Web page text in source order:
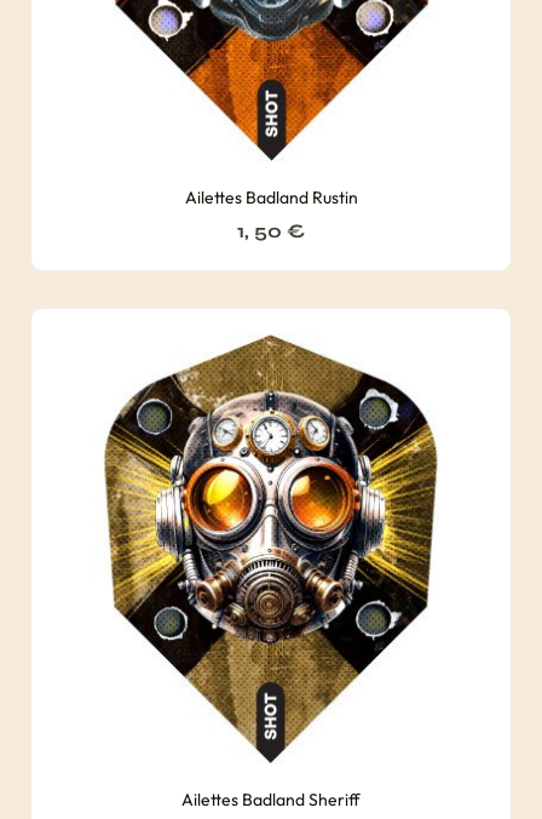
Ailettes Badland Rustin
1, 50 €
Ailettes Badland Sheriff